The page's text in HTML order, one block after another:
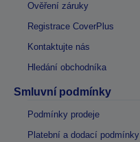
Ověření záruky
Registrace CoverPlus
Kontaktujte nás
Hledání obchodníka
Smluvní podmínky
Podmínky prodeje
Platební a dodací podmínky